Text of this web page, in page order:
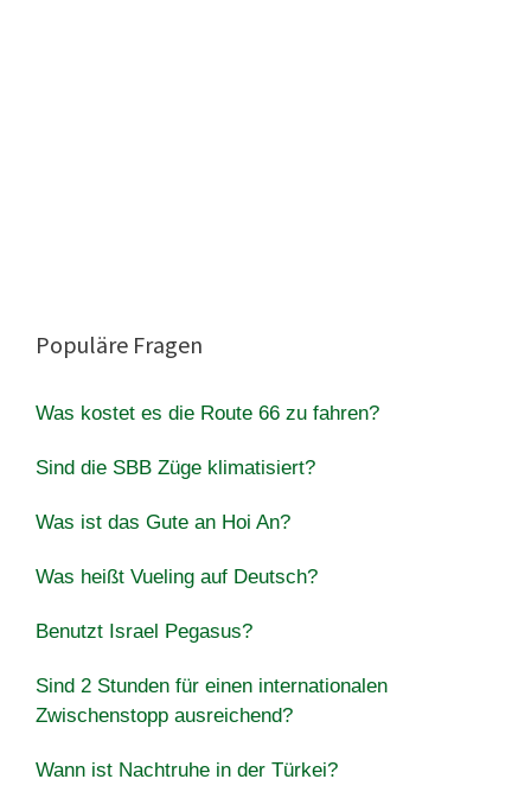
Populäre Fragen
Was kostet es die Route 66 zu fahren?
Sind die SBB Züge klimatisiert?
Was ist das Gute an Hoi An?
Was heißt Vueling auf Deutsch?
Benutzt Israel Pegasus?
Sind 2 Stunden für einen internationalen
Zwischenstopp ausreichend?
Wann ist Nachtruhe in der Türkei?